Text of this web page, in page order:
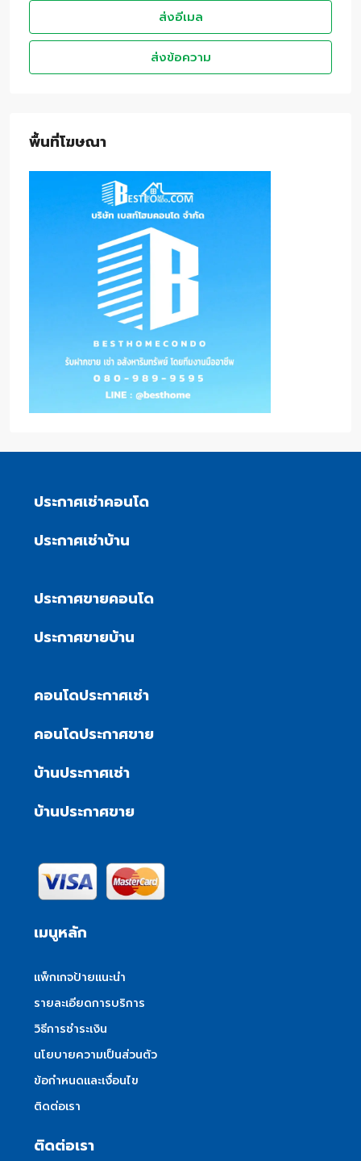
ส่งอีเมล
ส่งข้อความ
พื้นที่โฆษณา
ประกาศเช่าคอนโด
ประกาศเช่าบ้าน
ประกาศขายคอนโด
ประกาศขายบ้าน
คอนโดประกาศเช่า
คอนโดประกาศขาย
บ้านประกาศเช่า
บ้านประกาศขาย
เมนูหลัก
แพ็กเกจป้ายแนะนำ
รายละเอียดการบริการ
วิธีการชำระเงิน
นโยบายความเป็นส่วนตัว
ข้อกำหนดและเงื่อนไข
ติดต่อเรา
ติดต่อเรา